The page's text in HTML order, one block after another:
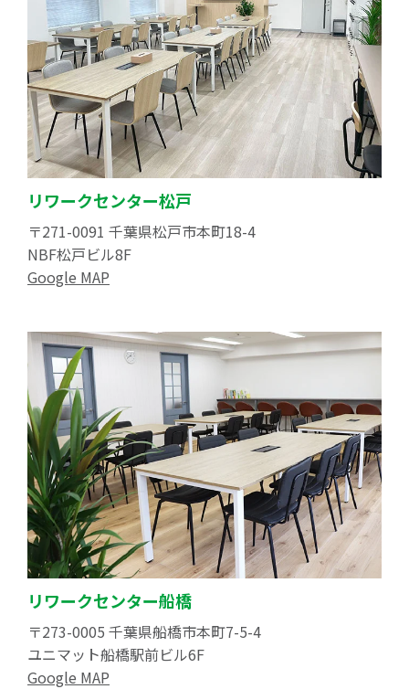
リワークセンター松戸
〒271-0091 千葉県松戸市本町18-4
NBF松戸ビル8F
Google MAP
リワークセンター船橋
〒273-0005 千葉県船橋市本町7-5-4
ユニマット船橋駅前ビル6F
Google MAP